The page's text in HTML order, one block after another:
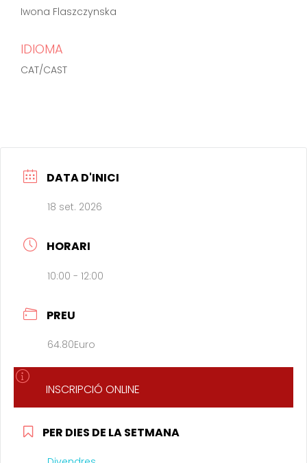
Iwona Flaszczynska
IDIOMA
CAT/CAST
DATA D'INICI
18 set. 2026
HORARI
10:00 - 12:00
PREU
64.80Euro
INSCRIPCIÓ ONLINE
PER DIES DE LA SETMANA